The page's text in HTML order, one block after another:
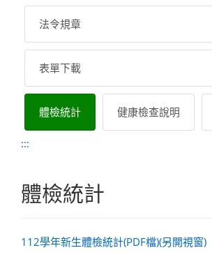
法令規章
表單下載
體檢統計 健康檢查說明
:::
體檢統計
112學年新生體檢統計(PDF檔)(另開視窗)